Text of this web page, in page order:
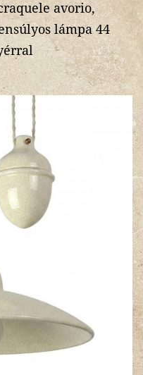
avorio,
lámpa 44